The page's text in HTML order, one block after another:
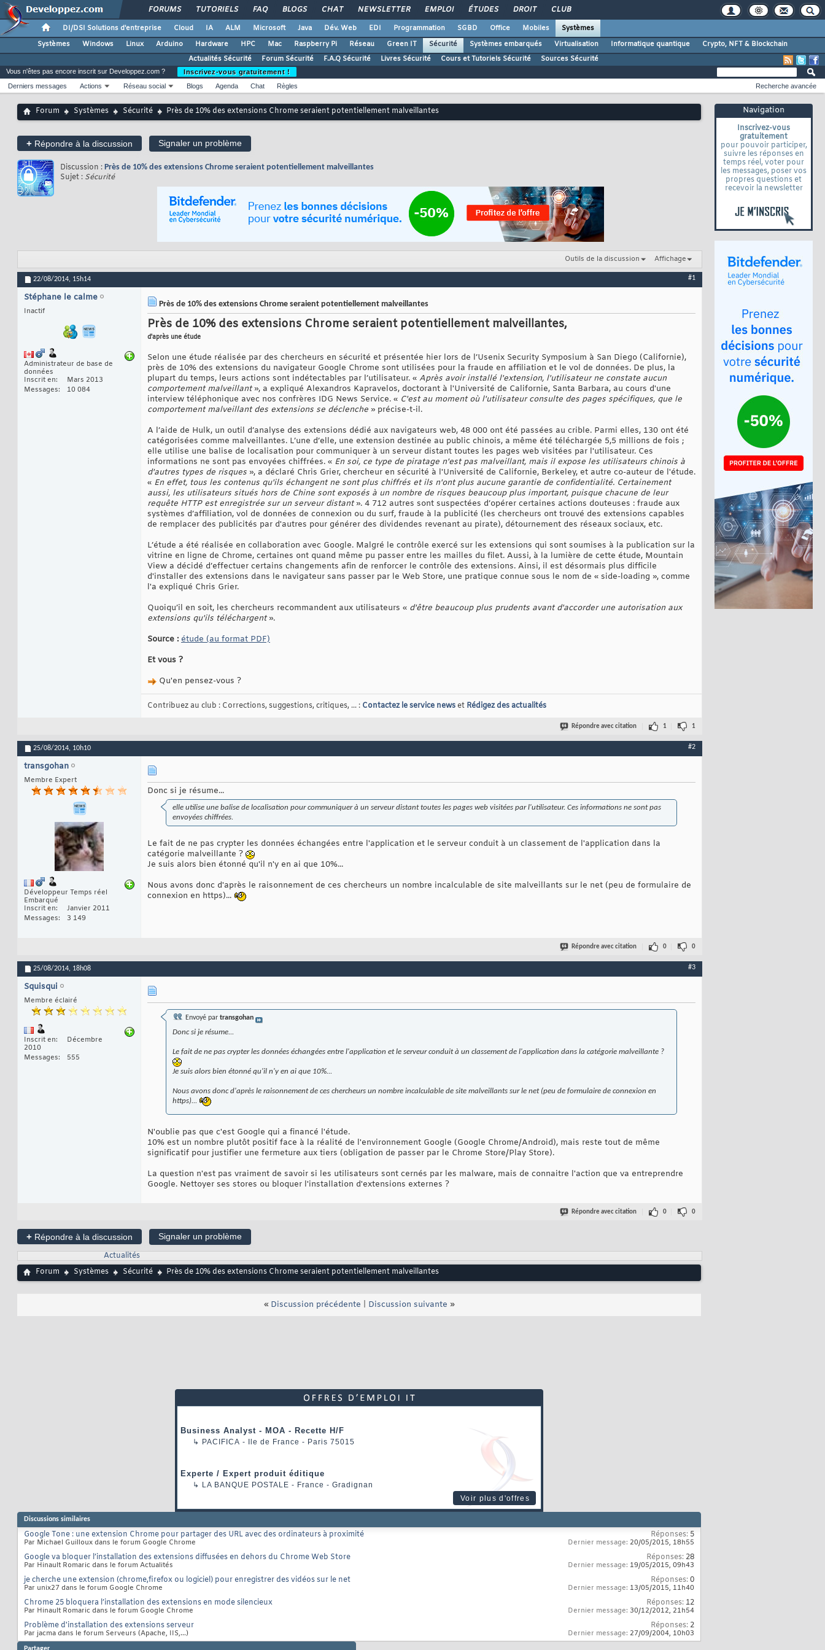
FORUMS TUTORIELS FAQ BLOGS CHAT NEWSLETTER EMPLOI ÉTUDES DROIT CLUB
DI/DSI Solutions d'entreprise Cloud IA ALM Microsoft Java Dév. Web EDI Programmation SGBD Office Mobiles
Systèmes
Systèmes
Windows Linux Arduino Hardware HPC Mac Raspberry Pi Réseau Green IT Sécurité Systèmes embarqués Virtualisation Informatique quantique
Crypto, NFT & Blockchain
Actualités Sécurité
Forum Sécurité F.A.Q Sécurité Livres Sécurité Cours et Tutoriels Sécurité Sources Sécurité
Navigation
Inscrivez-vous
gratuitement
pour pouvoir participer,
suivre les réponses en
temps réel, voter pour
les messages, poser vos
propres questions et
recevoir la newsletter
Vous n'êtes pas encore inscrit sur Developpez.com ?
Inscrivez-vous gratuitement !
Derniers messages
Actions Réseau social Blogs Agenda Chat Règles Recherche avancée
Forum Systèmes Sécurité Près de 10% des extensions Chrome seraient potentiellement malveillantes
+ Répondre à la discussion Signaler un problème
Discussion : Près de 10% des extensions Chrome seraient potentiellement malveillantes
Sujet : Sécurité
Outils de la discussion Affichage
22/08/2014, 15h14 #1
Stéphane le calme
Inactif
Administrateur de base de
données
Inscrit en
Mars 2013
Messages
10 084
Près de 10% des extensions Chrome seraient potentiellement malveillantes
Près de 10% des extensions Chrome seraient potentiellement malveillantes,
d'après une étude
Selon une étude réalisée par des chercheurs en sécurité et présentée hier lors de l’Usenix Security Symposium à San Diego (Californie),
près de 10% des extensions du navigateur Google Chrome sont utilisées pour la fraude en affiliation et le vol de données. De plus, la
plupart du temps, leurs actions sont indétectables par l’utilisateur. « Après avoir installé l'extension, l'utilisateur ne constate aucun
comportement malveillant», a expliqué Alexandros Kapravelos, doctorant à l'Université de Californie, Santa Barbara, au cours d'une
interview téléphonique avec nos confrères IDG News Service. « C'est au moment où l'utilisateur consulte des pages spécifiques, que le
comportement malveillant des extensions se déclenche » précise-t-il.
A l’aide de Hulk, un outil d’analyse des extensions dédié aux navigateurs web, 48 000 ont été passées au crible. Parmi elles, 130 ont été
catégorisées comme malveillantes. L’une d’elle, une extension destinée au public chinois, a même été téléchargée 5,5 millions de fois ;
elle utilise une balise de localisation pour communiquer à un serveur distant toutes les pages web visitées par l'utilisateur. Ces
informations ne sont pas envoyées chiffrées. « En soi, ce type de piratage n'est pas malveillant, mais il expose les utilisateurs chinois à
d'autres types de risques », a déclaré Chris Grier, chercheur en sécurité à l'Université de Californie, Berkeley, et autre co-auteur de l'étude.
« En effet, tous les contenus qu'ils échangent ne sont plus chiffrés et ils n'ont plus aucune garantie de confidentialité. Certainement
aussi, les utilisateurs situés hors de Chine sont exposés à un nombre de risques beaucoup plus important, puisque chacune de leur
requête HTTP est enregistrée sur un serveur distant». 4 712 autres sont suspectées d’opérer certaines actions douteuses : fraude aux
systèmes d’affiliation, vol de données de connexion ou du surf, fraude à la publicité (les chercheurs ont trouvé des extensions capables
de remplacer des publicités par d'autres pour générer des dividendes revenant au pirate), détournement des réseaux sociaux, etc.
L’étude a été réalisée en collaboration avec Google. Malgré le contrôle exercé sur les extensions qui sont soumises à la publication sur la
vitrine en ligne de Chrome, certaines ont quand même pu passer entre les mailles du filet. Aussi, à la lumière de cette étude, Mountain
View a décidé d’effectuer certains changements afin de renforcer le contrôle des extensions. Ainsi, il est désormais plus difficile
d'installer des extensions dans le navigateur sans passer par le Web Store, une pratique connue sous le nom de « side-loading », comme
l'a expliqué Chris Grier.
Quoiqu’il en soit, les chercheurs recommandent aux utilisateurs « d'être beaucoup plus prudents avant d'accorder une autorisation aux
extensions qu'ils téléchargent».
Source : étude (au format PDF)
Et vous ?
Qu'en pensez-vous ?
Contribuez au club : Corrections, suggestions, critiques, ... : Contactez le service newset Rédigez des actualités
Répondre avec citation 1 1
25/08/2014, 10h10 #2
transgohan
Membre Expert
Développeur Temps réel
Embarqué
Inscrit en
Janvier 2011
Messages
3 149
Donc si je résume...
elle utilise une balise de localisation pour communiquer à un serveur distant toutes les pages web visitées par l'utilisateur. Ces informations ne sont pas
envoyées chiffrées.
Le fait de ne pas crypter les données échangées entre l'application et le serveur conduit à un classement de l'application dans la
catégorie malveillante ?
Je suis alors bien étonné qu'il n'y en ai que 10%...
Nous avons donc d'après le raisonnement de ces chercheurs un nombre incalculable de site malveillants sur le net (peu de formulaire de
connexion en https)...
Répondre avec citation 0 0
25/08/2014, 18h08 #3
Squisqui
Membre éclairé
Inscrit en
Décembre
2010
Messages
555
Envoyé par transgohan
Donc si je résume...
Le fait de ne pas crypter les données échangées entre l'application et le serveur conduit à un classement de l'application dans la catégorie malveillante ?
Je suis alors bien étonné qu'il n'y en ai que 10%...
Nous avons donc d'après le raisonnement de ces chercheurs un nombre incalculable de site malveillants sur le net (peu de formulaire de connexion en
https)...
N'oublie pas que c'est Google qui a financé l'étude.
10% est un nombre plutôt positif face à la réalité de l'environnement Google (Google Chrome/Android), mais reste tout de même
significatif pour justifier une fermeture aux tiers (obligation de passer par le Chrome Store/Play Store).
La question n'est pas vraiment de savoir si les utilisateurs sont cernés par les malware, mais de connaitre l'action que va entreprendre
Google. Nettoyer ses stores ou bloquer l'installation d'extensions externes ?
Répondre avec citation 0 0
+ Répondre à la discussion
Signaler un problème
Actualités
Forum
Systèmes Sécurité Près de 10% des extensions Chrome seraient potentiellement malveillantes
« Discussion précédente Discussion suivante »
Business Analyst - MOA - Recette H/F
↳ PACIFICA - Ile de France - Paris 75015
Experte / Expert produit éditique
↳ LA BANQUE POSTALE - France - Gradignan
Voir plus d'offres
Discussions similaires
Google Tone : une extension Chrome pour partager des URL avec des ordinateurs à proximité
Par Michael Guilloux dans le forum Google Chrome
Réponses: 5
Dernier message: 20/05/2015, 18h55
Google va bloquer l’installation des extensions diffusées en dehors du Chrome Web Store
Par Hinault Romaric dans le forum Actualités
Réponses: 28
Dernier message: 19/05/2015, 09h43
je cherche une extension (chrome,firefox ou logiciel) pour enregistrer des vidéos sur le net
Par unix27 dans le forum Google Chrome
Réponses:0
Dernier message: 13/05/2015, 11h40
Chrome 25 bloquera l’installation des extensions en mode silencieux
Par Hinault Romaric dans le forum Google Chrome
Réponses: 12
Dernier message: 30/12/2012, 21h54
Problème d'installation des extensions serveur
Par jacma dans le forum Serveurs (Apache, IIS,...)
Réponses: 2
Dernier message: 27/09/2004, 10h03